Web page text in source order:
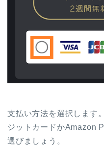
支払い方法を選択します
ジットカードかAmazon
選びましょう。